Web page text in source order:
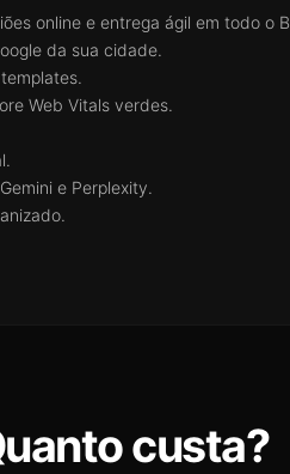
online e entrega ágil em todo o
da sua cidade.
Web Vitals verdes.
e Perplexity.
custa?